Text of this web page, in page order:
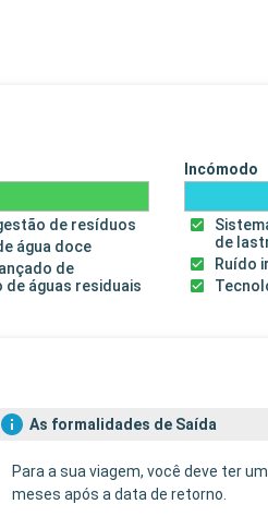
de resíduos
água doce
de
águas residuais
Incómodo
de
Ruído
As formalidades de Saída
Para a sua viagem, você deve ter
meses após a data de retorno.